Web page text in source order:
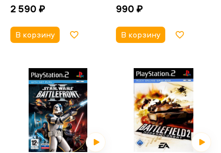
2 590 ₽
В корзину
990 ₽
В корзину